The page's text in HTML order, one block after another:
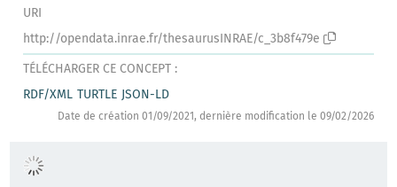
URI
http://opendata.inrae.fr/thesaurusINRAE/c_3b8f479e
TÉLÉCHARGER CE CONCEPT :
RDF/XML TURTLE JSON-LD
Date de création 01/09/2021, dernière modification le 09/02/2026